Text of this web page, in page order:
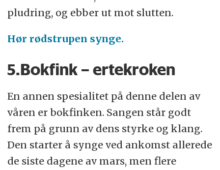
pludring, og ebber ut mot slutten.
Hør rødstrupen synge.
5.Bokfink – ertekroken
En annen spesialitet på denne delen av
våren er bokfinken. Sangen står godt
frem på grunn av dens styrke og klang.
Den starter å synge ved ankomst allerede
de siste dagene av mars, men flere